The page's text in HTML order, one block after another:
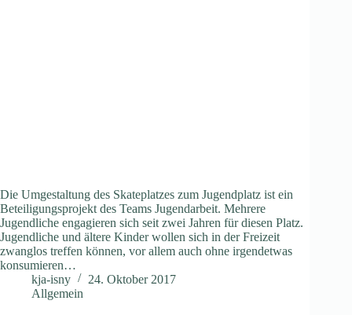
Die Umgestaltung des Skateplatzes zum Jugendplatz ist ein
Beteiligungsprojekt des Teams Jugendarbeit. Mehrere
Jugendliche engagieren sich seit zwei Jahren für diesen Platz.
Jugendliche und ältere Kinder wollen sich in der Freizeit
zwanglos treffen können, vor allem auch ohne irgendetwas
konsumieren…
kja-isny
24. Oktober 2017
Allgemein